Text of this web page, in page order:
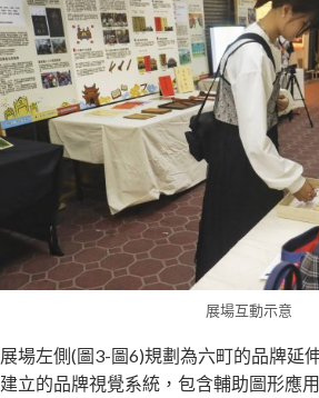
展場互動示意
展場左側(圖3-圖6)規劃為六町的品牌延
建立的品牌視覺系統，包含輔助圖形應